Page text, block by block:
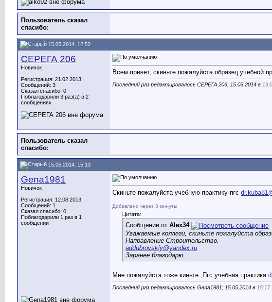
Пользователь сказал
cпасибо:
15.05.2014, 12:52
СЕРЕГА 206
Новичок
Регистрация: 21.02.2013
Сообщений: 3
Сказал спасибо: 0
Поблагодарили 3 раз(а) в 2
сообщениях
Всем привет, скиньте пожалуйста образец учебной
Последний раз редактировалось СЕРЕГА 206; 15.05.2014 в
Пользователь сказал
cпасибо:
15.05.2014, 15:13
Gena1981
Новичок
Регистрация: 12.08.2013
Сообщений: 1
Сказал спасибо: 0
Поблагодарили 1 раз в 1
сообщении
Скиньте пожалуйста учебную практику пгс
Добавлено через 3 минуты
Цитата:
Сообщение от Alex34
Уважаемые коллеги, скиньте пожалуйста
Направление Строительство.
addubrovskiy@yandex.ru
Заранее благодарю.
Мне пожалуйста тоже киньте ,Пгс учебная практика
Последний раз редактировалось Gena1981; 15.05.2014 в 15:17